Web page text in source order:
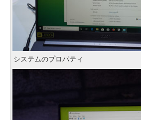
システムのプロパティ